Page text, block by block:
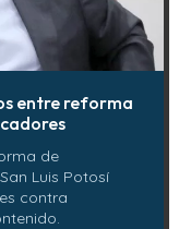
entre reforma
de
Luis Potosí
contra